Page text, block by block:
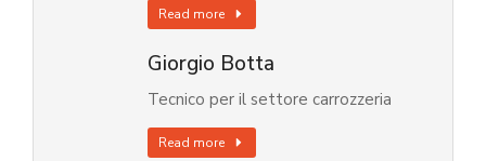
Read more
Giorgio Botta
Tecnico per il settore carrozzeria
Read more